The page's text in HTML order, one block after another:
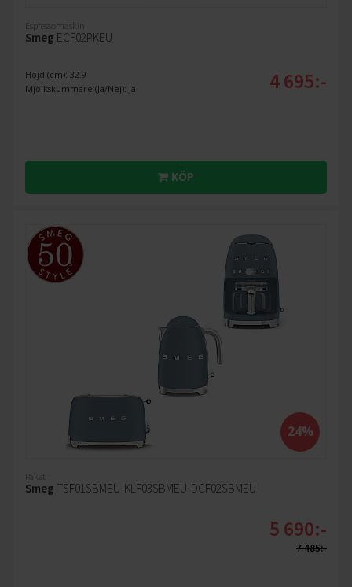
Espressomaskin
Smeg ECF02PKEU
Höjd (cm): 32.9
Mjölkskummare (Ja/Nej): Ja
4 695:-
KÖP
24%
Paket
Smeg TSF01SBMEU-KLF03SBMEU-DCF02SBMEU
5 690:-
7 485:-